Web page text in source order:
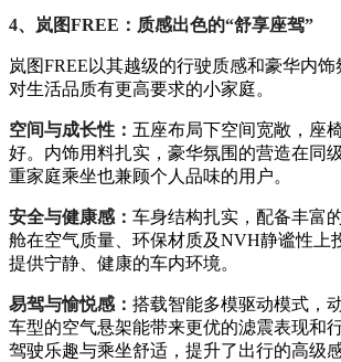
4、岚图FREE：质感出色的“舒享座驾”
岚图FREE以其越级的行驶质感和豪华内
对生活品质有更高要求的小家庭。
空间与成长性： 五座布局下空间宽敞，座
好。内饰用料扎实，豪华氛围的营造在同
重家庭乘坐也兼顾个人品味的用户。
安全与健康感： 车身结构扎实，配备丰富
舱在空气质量、环保材质及NVH静谧性上
提供宁静、健康的车内环境。
易驾与愉悦感： 搭载智能多模驱动模式，
车型的空气悬架能带来更优的滤震表现和
驾驶乐趣与乘坐舒适，提升了出行的高级感